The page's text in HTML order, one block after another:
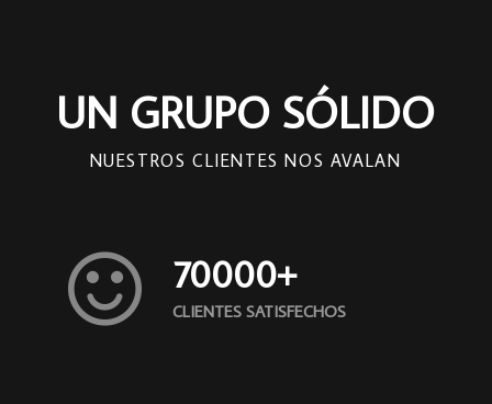
UN GRUPO SÓLIDO
NUESTROS CLIENTES NOS AVALAN
70000+
CLIENTES SATISFECHOS